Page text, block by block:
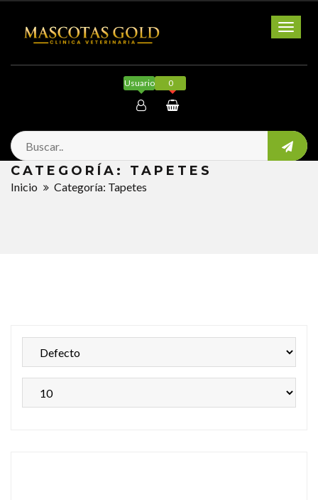
Usuario
Salir
0
CATEGORÍA: TAPETES
Inicio Categoría: Tapetes